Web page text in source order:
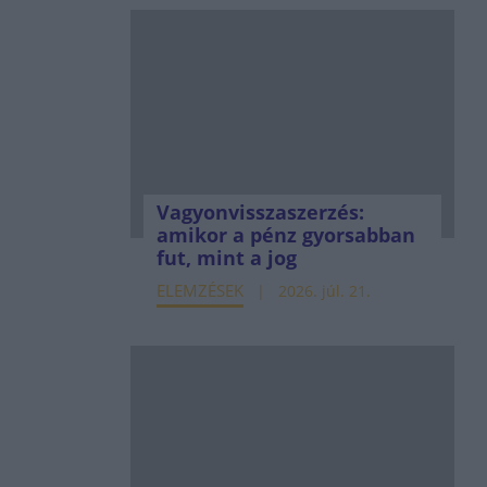
Vagyonvisszaszerzés:
amikor a pénz gyorsabban
fut, mint a jog
ELEMZÉSEK 2026. júl. 21.